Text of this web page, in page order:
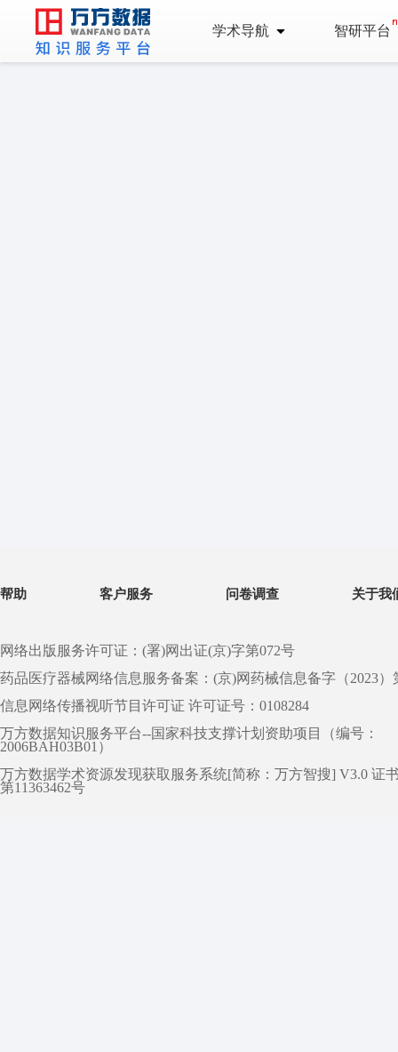
学术导航 智研平台
帮助 客户服务 问卷调查 关于我
网络出版服务许可证：(署)网出证(京)字第072号
药品医疗器械网络信息服务备案：(京)网药械信息备字（2023）
信息网络传播视听节目许可证 许可证号：0108284
万方数据知识服务平台--国家科技支撑计划资助项目（编号：
2006BAH03B01）
万方数据学术资源发现获取服务系统[简称：万方智搜] V3.0 证
第11363462号